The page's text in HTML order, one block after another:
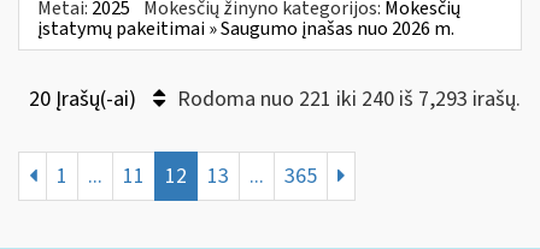
Metai: 2025 Mokesčių žinyno kategorijos: Mokesčių
įstatymų pakeitimai » Saugumo įnašas nuo 2026 m.
20 Įrašų(-ai) Rodoma nuo 221 iki 240 iš 7,293 irašų.
1 ... 11 12 13 ... 365